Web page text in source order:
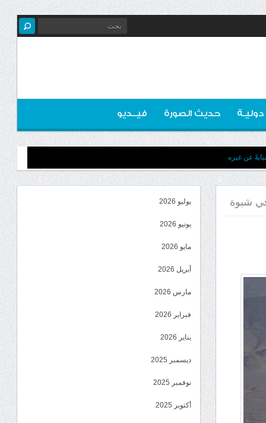
دوليـة حديث الصورة فيــديو
عن غيره
شبوة يوليو 2026
يونيو 2026
مايو 2026
أبريل 2026
مارس 2026
فبراير 2026
يناير 2026
ديسمبر 2025
نوفمبر 2025
أكتوبر 2025